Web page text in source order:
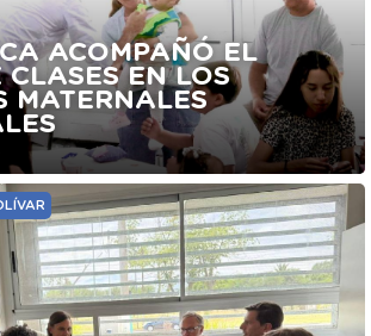
ACOMPAÑÓ EL
CLASES EN LOS
MATERNALES